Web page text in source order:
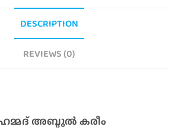
DESCRIPTION
REVIEWS (0)
അബ്ദുൽ കരീം